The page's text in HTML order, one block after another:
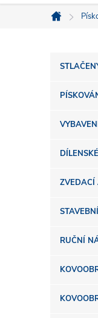
Domů
P
o
s
a
n
n
RUČNÍ